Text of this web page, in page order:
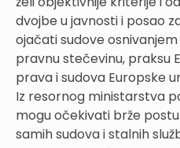
dvojbe u javnosti i posao
ojačati sudove
pravnu stečevinu, praksu
prava i sudova Europske
Iz resornog ministarstva
mogu očekivati brže
samih sudova i stalnih